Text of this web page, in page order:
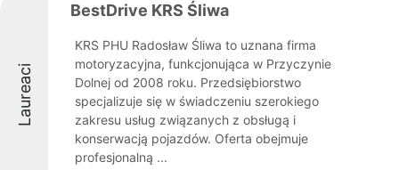
Laureaci
BestDrive KRS Śliwa
KRS PHU Radosław Śliwa to uznana firma
motoryzacyjna, funkcjonująca w Przyczynie
Dolnej od 2008 roku. Przedsiębiorstwo
specjalizuje się w świadczeniu szerokiego
zakresu usług związanych z obsługą i
konserwacją pojazdów. Oferta obejmuje
profesjonalną ...